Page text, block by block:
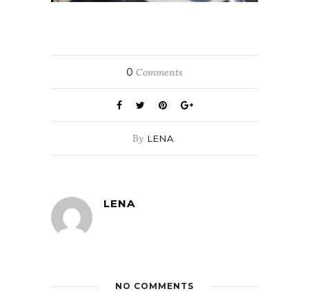
0 Comments
By LENA
LENA
NO COMMENTS